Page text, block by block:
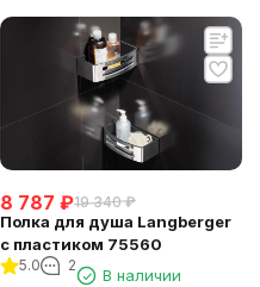
8 787 ₽19 340 ₽
Полка для душа Langberger
с пластиком 75560
5.0 2
В наличии